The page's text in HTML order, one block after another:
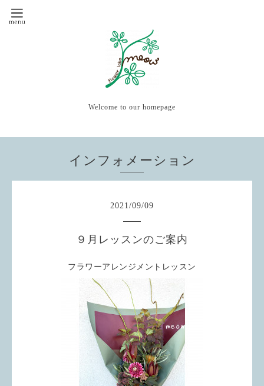
Welcome to our homepage
インフォメーション
2021/09/09
９月レッスンのご案内
フラワーアレンジメントレッスン